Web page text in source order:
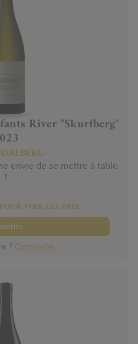
River "Skurfberg"
envie de se mettre à table
!
VOIR LES PRIX
? Connexion